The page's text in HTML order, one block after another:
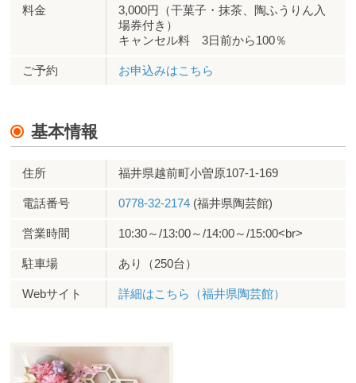
料金
3,000円（干菓子・抹茶、陶ふうりん入
場券付き）
キャンセル料 3日前から100％
ご予約 お申込みはこちら
基本情報
住所 福井県越前町小曽原107-1-169
電話番号 0778-32-2174 (福井県陶芸館)
営業時間 10:30～/13:00～/14:00～/15:00<br>
駐車場 あり（250台）
Webサイト 詳細はこちら（福井県陶芸館）